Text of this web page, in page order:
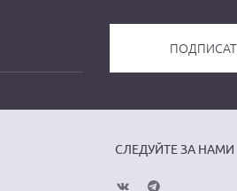
СЛЕДУЙТЕ ЗА НАМИ